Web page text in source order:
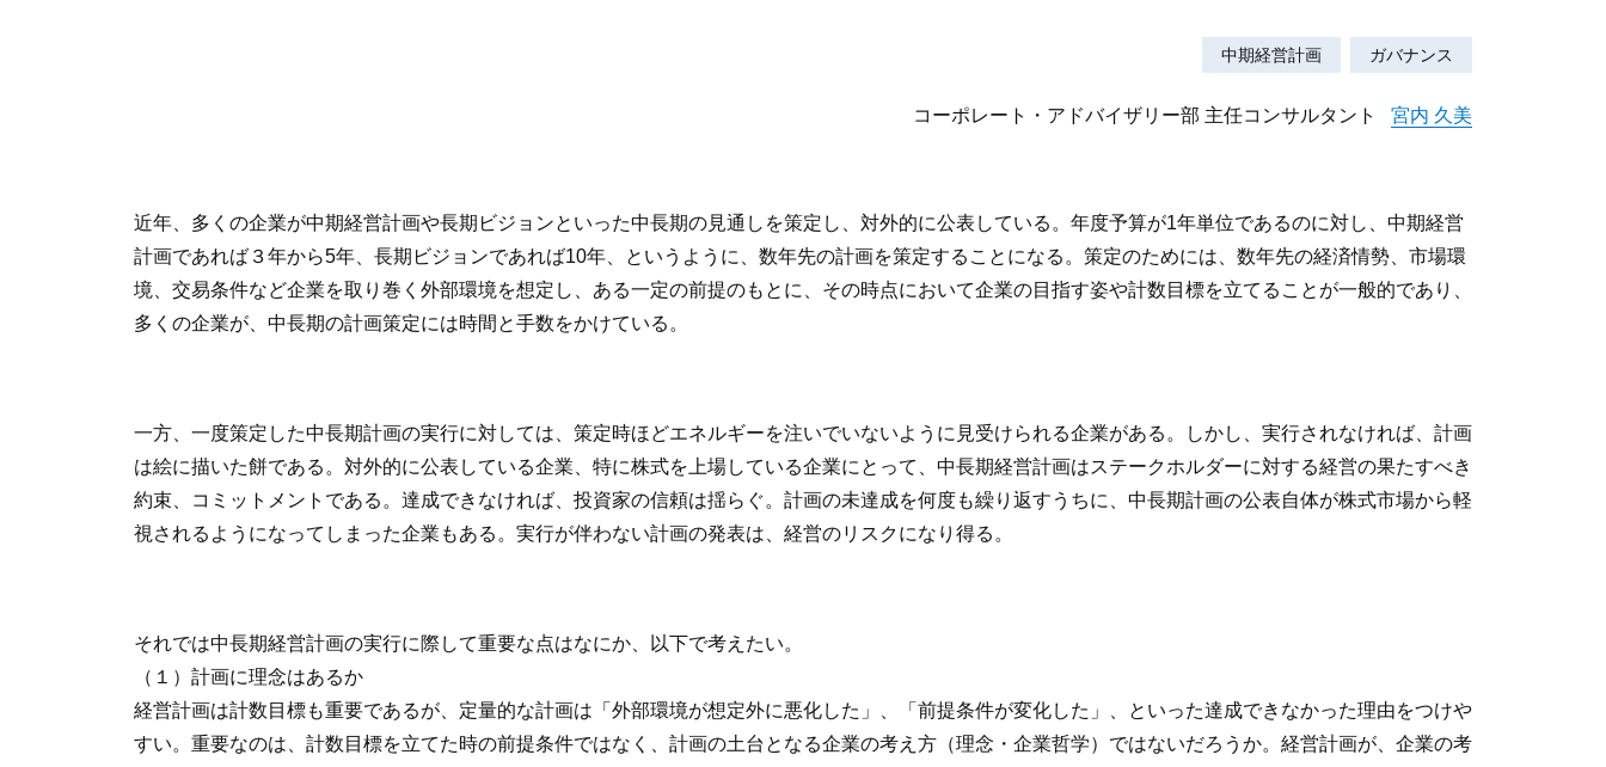
中期経営計画 ガバナンス
コーポレート・アドバイザリー部 主任コンサルタント 宮内 久美
近年、多くの企業が中期経営計画や長期ビジョンといった中長期の見通しを策定し、対外的に公表している。年度予算が1年単位であるのに対し、中期経営
計画であれば３年から5年、長期ビジョンであれば10年、というように、数年先の計画を策定することになる。策定のためには、数年先の経済情勢、市場環
境、交易条件など企業を取り巻く外部環境を想定し、ある一定の前提のもとに、その時点において企業の目指す姿や計数目標を立てることが一般的であり、
多くの企業が、中長期の計画策定には時間と手数をかけている。
一方、一度策定した中長期計画の実行に対しては、策定時ほどエネルギーを注いでいないように見受けられる企業がある。しかし、実行されなければ、計画
は絵に描いた餅である。対外的に公表している企業、特に株式を上場している企業にとって、中長期経営計画はステークホルダーに対する経営の果たすべき
約束、コミットメントである。達成できなければ、投資家の信頼は揺らぐ。計画の未達成を何度も繰り返すうちに、中長期計画の公表自体が株式市場から軽
視されるようになってしまった企業もある。実行が伴わない計画の発表は、経営のリスクになり得る。
それでは中長期経営計画の実行に際して重要な点はなにか、以下で考えたい。
（１）計画に理念はあるか
経営計画は計数目標も重要であるが、定量的な計画は「外部環境が想定外に悪化した」、「前提条件が変化した」、といった達成できなかった理由をつけや
すい。重要なのは、計数目標を立てた時の前提条件ではなく、計画の土台となる企業の考え方（理念・企業哲学）ではないだろうか。経営計画が、企業の考